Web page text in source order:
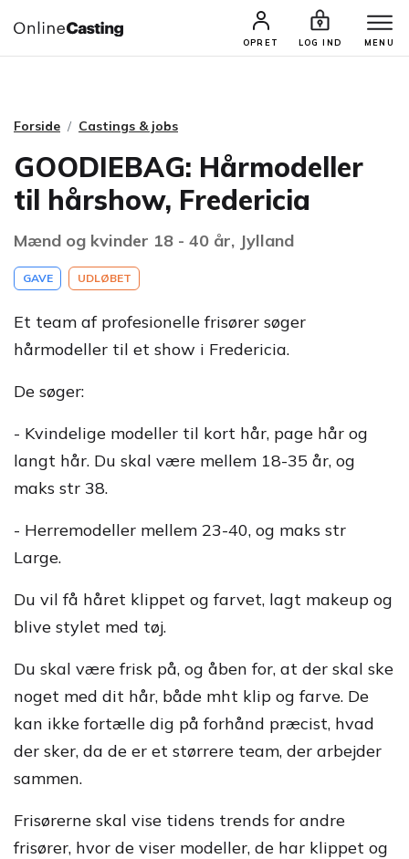
OPRET LOG IND MENU
CASTINGS & JOBS SØG PROFIL
Forside Castings & jobs
GOODIEBAG: Hårmodeller
til hårshow, Fredericia
Mænd og kvinder 18 - 40 år, Jylland
GAVE UDLØBET
Et team af profesionelle frisører søger
hårmodeller til et show i Fredericia.
De søger:
- Kvindelige modeller til kort hår, page hår og
langt hår. Du skal være mellem 18-35 år, og
maks str 38.
- Herremodeller mellem 23-40, og maks str
Large.
Du vil få håret klippet og farvet, lagt makeup og
blive stylet med tøj.
Du skal være frisk på, og åben for, at der skal ske
noget med dit hår, både mht klip og farve. De
kan ikke fortælle dig på forhånd præcist, hvad
der sker, da de er et størrere team, der arbejder
sammen.
Frisørerne skal vise tidens trends for andre
frisører, hvor de viser modeller, de har klippet og